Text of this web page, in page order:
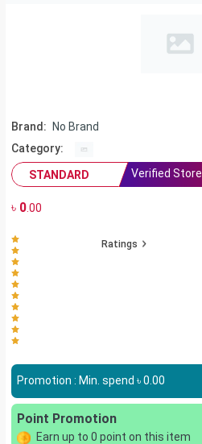
Brand:
No Brand
Category:
STANDARD
Verified Store
৳ 0.00
Ratings
Promotion : Min. spend ৳0.00
Point Promotion
Earn up to 0 point on this item